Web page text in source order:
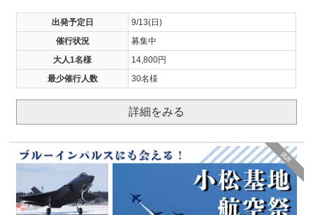
出発予定日
9/13(日)
催行状況
募集中
大人1名様
14,800円
最少催行人数
30名様
詳細をみる
満席